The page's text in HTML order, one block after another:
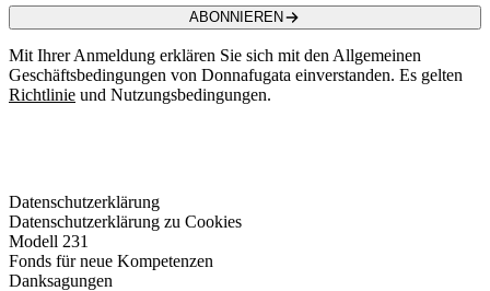
ABONNIEREN
Mit Ihrer Anmeldung erklären Sie sich mit den Allgemeinen
Geschäftsbedingungen von Donnafugata einverstanden. Es gelten
Richtlinie und Nutzungsbedingungen.
Datenschutzerklärung
Datenschutzerklärung zu Cookies
Modell 231
Fonds für neue Kompetenzen
Danksagungen